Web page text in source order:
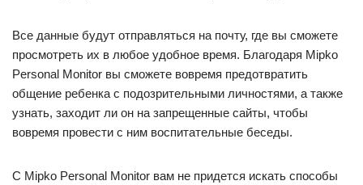
Все данные будут отправляться на почту, где вы сможете
просмотреть их в любое удобное время. Благодаря Mipko
Personal Monitor вы сможете вовремя предотвратить
общение ребенка с подозрительными личностями, а также
узнать, заходит ли он на запрещенные сайты, чтобы
вовремя провести с ним воспитательные беседы.
С Mipko Personal Monitor вам не придется искать способы